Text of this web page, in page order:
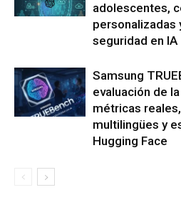
adolescentes,
personalizadas
seguridad en IA
Samsung
evaluación de
métricas
multilingües y
Hugging Face